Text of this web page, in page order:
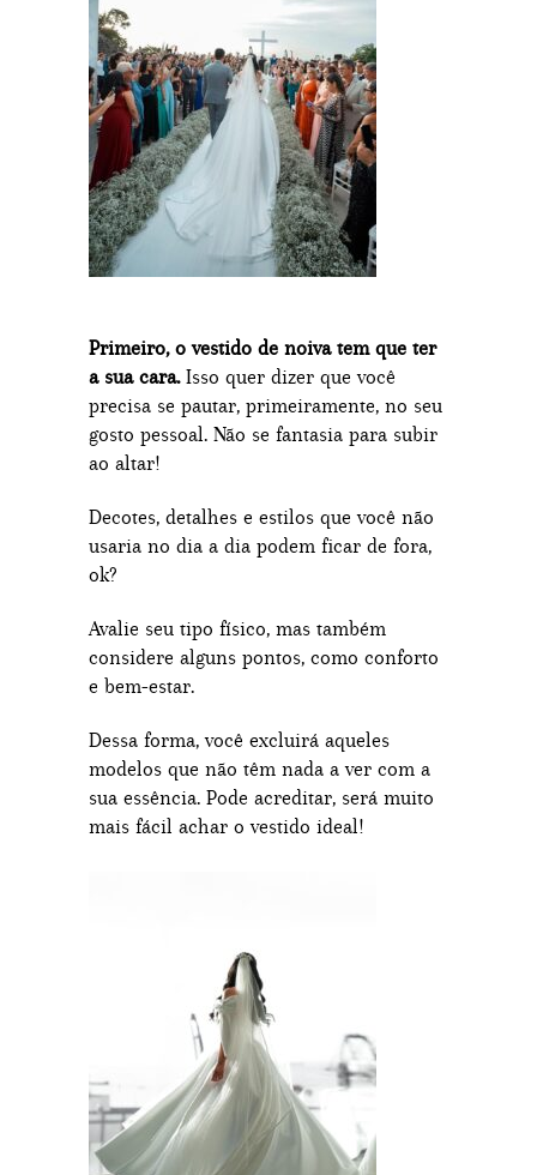
Primeiro, o vestido de noiva tem que ter
a sua cara.Isso quer dizer que você
precisa se pautar, primeiramente, no seu
gosto pessoal. Não se fantasia para subir
ao altar!
Decotes, detalhes e estilos que você não
usaria no dia a dia podem ficar de fora,
ok?
Avalie seu tipo físico, mas também
considere alguns pontos, como conforto
e bem-estar.
Dessa forma, você excluirá aqueles
modelos que não têm nada a ver com a
sua essência. Pode acreditar, será muito
mais fácil achar o vestido ideal!